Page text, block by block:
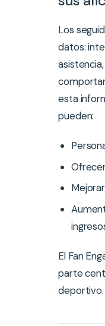
Los
datos:
esta
pueden:
El Fan
parte
deportivo.